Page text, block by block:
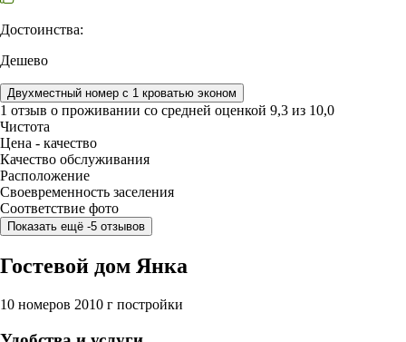
Достоинства:
Дешево
Двухместный номер с 1 кроватью эконом
1 отзыв о проживании со средней оценкой 9,3 из 10,0
Чистота
Цена - качество
Качество обслуживания
Расположение
Своевременность заселения
Соответствие фото
Показать ещё -5 отзывов
Гостевой дом Янка
10 номеров 2010 г постройки